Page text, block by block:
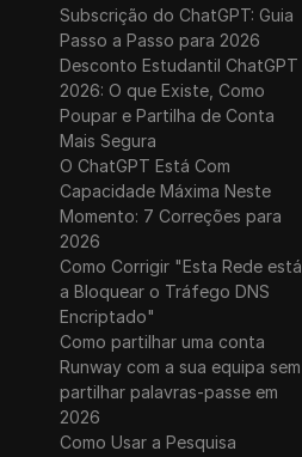
Subscrição do ChatGPT: Guia
Passo a Passo para 2026
Desconto Estudantil ChatGPT
2026: O que Existe, Como
Poupar e Partilha de Conta
Mais Segura
O ChatGPT Está Com
Capacidade Máxima Neste
Momento: 7 Correções para
2026
Como Corrigir "Esta Rede está
a Bloquear o Tráfego DNS
Encriptado"
Como partilhar uma conta
Runway com a sua equipa sem
partilhar palavras-passe em
2026
Como Usar a Pesquisa